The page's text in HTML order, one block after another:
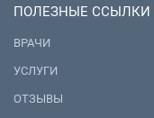
ПОЛЕЗНЫЕ ССЫЛКИ
ВРАЧИ
УСЛУГИ
ОТЗЫВЫ